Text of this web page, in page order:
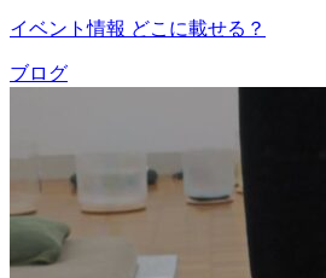
イベント情報 どこに載せる？
ブログ